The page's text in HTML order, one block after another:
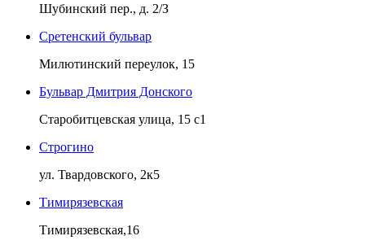
Шубинский пер., д. 2/З
Сретенский бульвар
Милютинский переулок, 15
Бульвар Дмитрия Донского
Старобитцевская улица, 15 с1
Строгино
ул. Твардовского, 2к5
Тимирязевская
Тимирязевская,16